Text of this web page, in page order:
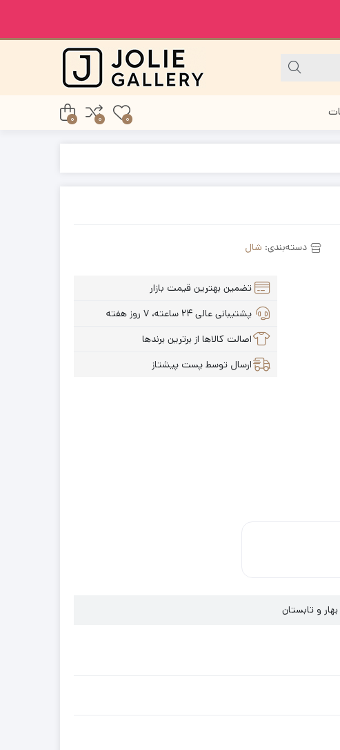
0
0
0
دسته‌بندی: شال
تضمین بهترین قیمت بازار
پشتیبانی عالی ۲۴ ساعته، ۷ روز هفته
اصالت کالاها از برترین برندها
ارسال توسط پست پیشتاز